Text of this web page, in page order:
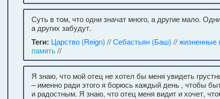
Суть в том, что одни значат много, а другие мало.
а других забудут.
Теги: Царство (Reign) //Себастьян (Баш) //жизненные
память//
Я знаю, что мой отец не хотел бы меня увидеть
– именно ради этого я борюсь каждый день , чтобы
и радостным. Я знаю, что отец меня видит и хочет,